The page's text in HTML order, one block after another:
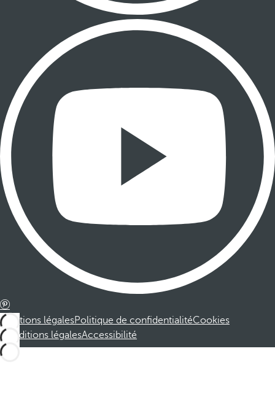
Mentions légalesPolitique de confidentialitéCookies
Conditions légalesAccessibilité